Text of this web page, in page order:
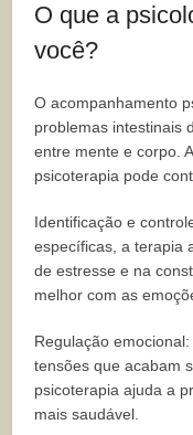
O que a
você?
O acompanhamento
problemas intestinais
entre mente e corpo.
psicoterapia pode
Identificação e
específicas, a terapia
de estresse e na
melhor com as
Regulação
tensões que acabam
psicoterapia ajuda a
mais saudável.